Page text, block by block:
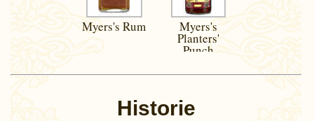
Myers's Rum Myers's
Planters'
Punch
Historie